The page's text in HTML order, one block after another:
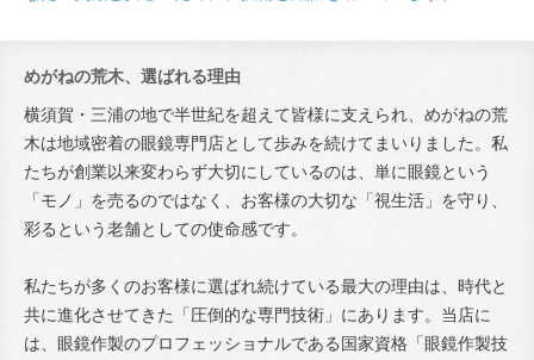
めがねの荒木、選ばれる理由
横須賀・三浦の地で半世紀を超えて皆様に支えられ、めがねの荒
木は地域密着の眼鏡専門店として歩みを続けてまいりました。私
たちが創業以来変わらず大切にしているのは、単に眼鏡という
「モノ」を売るのではなく、お客様の大切な「視生活」を守り、
彩るという老舗としての使命感です。
私たちが多くのお客様に選ばれ続けている最大の理由は、時代と
共に進化させてきた「圧倒的な専門技術」にあります。当店に
は、眼鏡作製のプロフェッショナルである国家資格「眼鏡作製技